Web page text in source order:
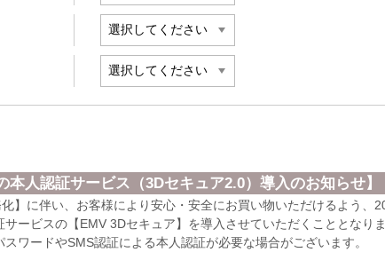
本人認証サービス（3Dセキュア2.0）導入のお知らせ】
化】に伴い、お客様により安心・安全にお買い物いただけるよう、
サービスの【EMV 3Dセキュア】を導入させていただくこととなりま
ワードやSMS認証による本人認証が必要な場合がございます。